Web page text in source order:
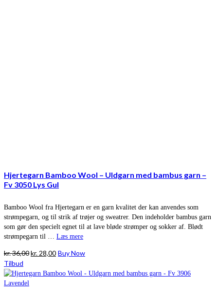
Hjertegarn Bamboo Wool – Uldgarn med bambus garn –
Fv 3050 Lys Gul
Bamboo Wool fra Hjertegarn er en garn kvalitet der kan anvendes som
strømpegarn, og til strik af trøjer og sweatrer. Den indeholder bambus garn
som gør den specielt egnet til at lave bløde strømper og sokker af. Blødt
strømpegarn til … Læs mere
kr.36,00Den
pris
kr. 28,00Den
pris
Buy Now
Tilbud